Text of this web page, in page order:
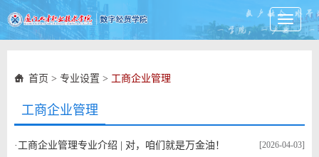
Toggle
首页 > 专业设置 > 工商企业管理
工商企业管理
[2026-04-03]
· 工商企业管理专业介绍 | 对，咱们就是万金油！